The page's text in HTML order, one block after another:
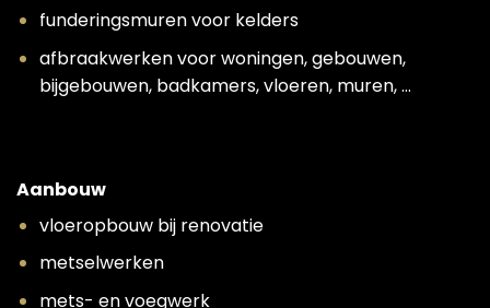
funderingsmuren voor kelders
afbraakwerken voor woningen, gebouwen,
bijgebouwen, badkamers, vloeren, muren, …
Aanbouw
vloeropbouw bij renovatie
metselwerken
mets- en voegwerk